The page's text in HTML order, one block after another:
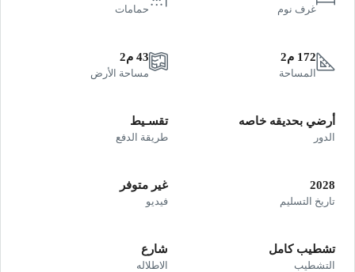
غرف نوم حمامات
172 م2
المساحة
43 م2
مساحة الأرض
أرضي بحديقه خاصه
الدور
تقسـيط
طريقة الدفع
2028
تاريخ التسليم
غير متوفر
فيديو
تشطيب كامل
التشطيب
شارع
الاطلاله